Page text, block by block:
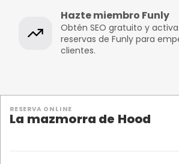
Hazte miembro Funly
Obtén SEO gratuito y
reservas de Funly para
clientes.
RESERVA ONLINE
La mazmorra de Hood